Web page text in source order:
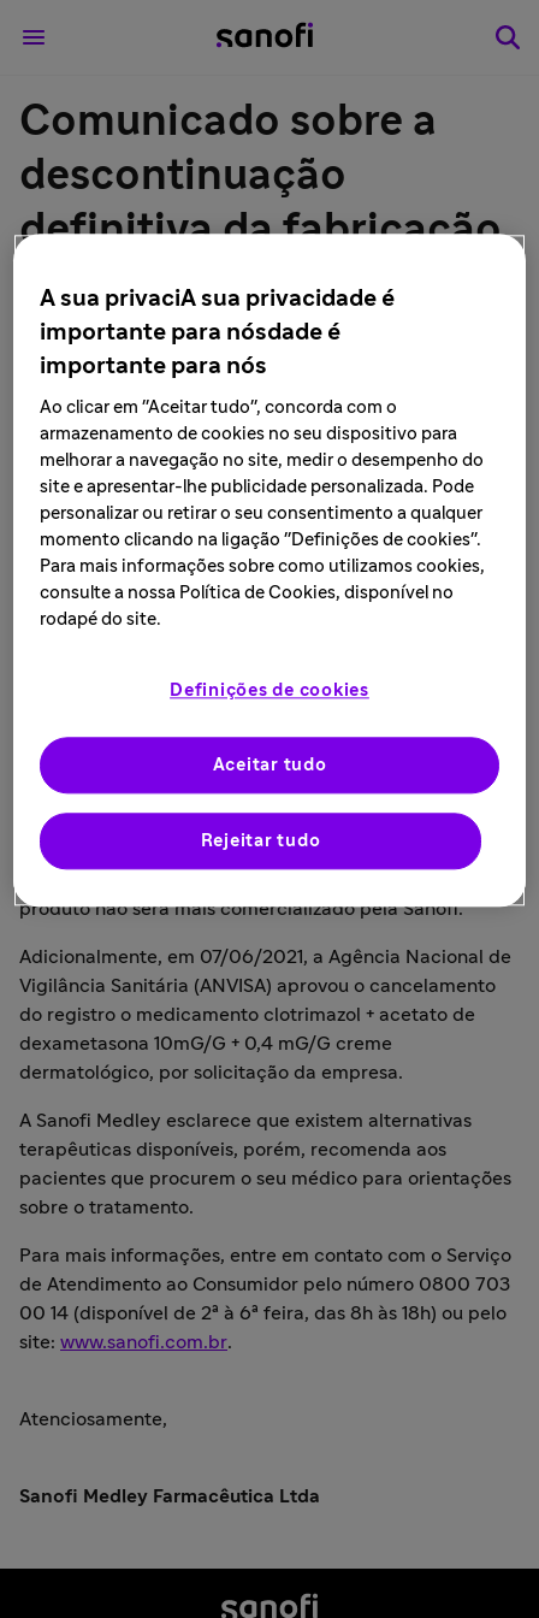
Comunicado sobre a
descontinuação
definitiva da fabricação
do medicamento
clotrimazol + acetato de
dexametasona 10mG/G
+ 0,4 mG/G creme
dermatológico - Sanofi
no Brasil
LEIA MAIS • 21 de julho de 2021
informa que comunicou, em 20/04/2021, à Agência
Nacional de Vigilância Sanitária (ANVISA), sobre a
descontinuação definitiva da fabricação do
medicamento clotrimazol + acetato de dexametasona
10mG/G + 0,4 mG/G creme dermatológico, que estava
produto não será mais comercializado pela Sanofi.
Adicionalmente, em 07/06/2021, a Agência Nacional de
Vigilância Sanitária (ANVISA) aprovou o cancelamento
do registro o medicamento clotrimazol + acetato de
dexametasona 10mG/G + 0,4 mG/G creme
dermatológico, por solicitação da empresa.
A Sanofi Medley esclarece que existem alternativas
terapêuticas disponíveis, porém, recomenda aos
pacientes que procurem o seu médico para orientações
sobre o tratamento.
Para mais informações, entre em contato com o Serviço
de Atendimento ao Consumidor pelo número 0800 703
00 14 (disponível de 2ª à 6ª feira, das 8h às 18h) ou pelo
site: www.sanofi.com.br.
Atenciosamente,
Sanofi Medley Farmacêutica Ltda
A sua privaciA sua privacidade é
importante para nósdade é
importante para nós
Ao clicar em "Aceitar tudo", concorda com o
armazenamento de cookies no seu dispositivo para
melhorar a navegação no site, medir o desempenho do
site e apresentar-lhe publicidade personalizada. Pode
personalizar ou retirar o seu consentimento a qualquer
momento clicando na ligação "Definições de cookies".
Para mais informações sobre como utilizamos cookies,
consulte a nossa Política de Cookies, disponível no
rodapé do site.
Definições de cookies
Rejeitar tudo
Aceitar tudo